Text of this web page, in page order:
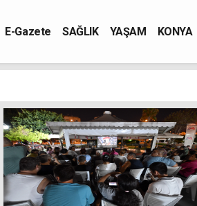
E-Gazete SAĞLIK YAŞAM KONYA